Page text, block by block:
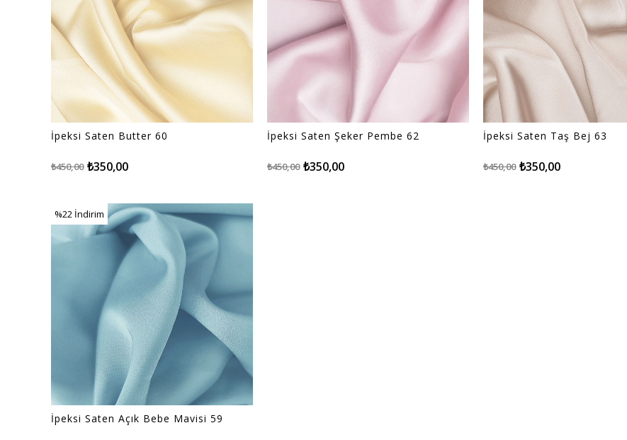
İpeksi Saten Butter 60
₺350,00
₺450,00
İpeksi Saten Şeker Pembe 62
₺350,00
₺450,00
İpeksi Saten Taş Bej 63
₺350,00
₺450,00
İpeksi Saten Açık Bebe Mavisi 59
%22 İndirim
%22İndirim